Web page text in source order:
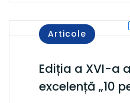
Articole
Ediția a XVI-a
excelență „10